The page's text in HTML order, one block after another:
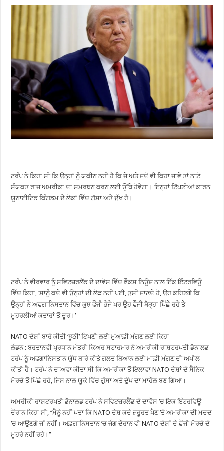
ਟਰੰਪ ਨੇ ਕਿਹਾ ਸੀ ਕਿ ਉਨ੍ਹਾਂ ਨੂੰ ਯਕੀਨ ਨਹੀਂ ਹੈ ਕਿ ਜੇ ਅਤੇ ਜਦੋਂ ਵੀ ਕਿਹਾ ਜਾਵੇ ਤਾਂ ਨਾਟੋ
ਸੰਯੁਕਤ ਰਾਜ ਅਮਰੀਕਾ ਦਾ ਸਮਰਥਨ ਕਰਨ ਲਈ ਉੱਥੇ ਹੋਵੇਗਾ। ਇਨ੍ਹਾਂ ਟਿੱਪਣੀਆਂ ਕਾਰਨ
ਯੂਨਾਈਟਿਡ ਕਿੰਗਡਮ ਦੇ ਲੋਕਾਂ ਵਿੱਚ ਗੁੱਸਾ ਅਤੇ ਦੁੱਖ ਹੈ।
ਟਰੰਪ ਨੇ ਵੀਰਵਾਰ ਨੂੰ ਸਵਿਟਜ਼ਰਲੈਂਡ ਦੇ ਦਾਵੋਸ ਵਿੱਚ ਫੌਕਸ ਨਿਊਜ਼ ਨਾਲ ਇੱਕ ਇੰਟਰਵਿਊ
ਵਿੱਚ ਕਿਹਾ, ‘ਸਾਨੂੰ ਕਦੇ ਵੀ ਉਨ੍ਹਾਂ ਦੀ ਲੋੜ ਨਹੀਂ ਪਈ, ਤੁਸੀਂ ਜਾਣਦੇ ਹੋ, ਉਹ ਕਹਿਣਗੇ ਕਿ
ਉਨ੍ਹਾਂ ਨੇ ਅਫਗਾਨਿਸਤਾਨ ਵਿੱਚ ਕੁਝ ਫੌਜੀ ਭੇਜੇ ਪਰ ਉਹ ਫੌਜੀ ਥੋੜ੍ਹਾ ਪਿੱਛੇ ਰਹੇ ਤੇ
ਮੂਹਰਲੀਆਂ ਕਤਾਰਾਂ ਤੋਂ ਦੂਰ।’
NATO ਦੇਸ਼ਾਂ ਬਾਰੇ ਕੀਤੀ ‘ਝੂਠੀ’ ਟਿਪਣੀ ਲਈ ਮੁਆਫ਼ੀ ਮੰਗਣ ਲਈ ਕਿਹਾ
ਲੰਡਨ : ਬਰਤਾਨਵੀ ਪ੍ਰਧਾਨ ਮੰਤਰੀ ਕਿਅਰ ਸਟਾਰਮਰ ਨੇ ਅਮਰੀਕੀ ਰਾਸ਼ਟਰਪਤੀ ਡੋਨਾਲਡ
ਟਰੰਪ ਨੂੰ ਅਫਗਾਨਿਸਤਾਨ ਯੁੱਧ ਬਾਰੇ ਕੀਤੇ ਗਲਤ ਬਿਆਨ ਲਈ ਮਾਫ਼ੀ ਮੰਗਣ ਦੀ ਅਪੀਲ
ਕੀਤੀ ਹੈ। ਟਰੰਪ ਨੇ ਦਾਅਵਾ ਕੀਤਾ ਸੀ ਕਿ ਅਮਰੀਕਾ ਤੋਂ ਇਲਾਵਾ NATO ਦੇਸ਼ਾਂ ਦੇ ਸੈਨਿਕ
ਮੋਰਚੇ ਤੋਂ ਪਿੱਛੇ ਰਹੇ, ਜਿਸ ਨਾਲ ਯੂਕੇ ਵਿੱਚ ਗੁੱਸਾ ਅਤੇ ਦੁੱਖ ਦਾ ਮਾਹੌਲ ਬਣ ਗਿਆ।
ਅਮਰੀਕੀ ਰਾਸ਼ਟਰਪਤੀ ਡੋਨਾਲਡ ਟਰੰਪ ਨੇ ਸਵਿਟਜ਼ਰਲੈਂਡ ਦੇ ਦਾਵੋਸ ’ਚ ਇਕ ਇੰਟਰਵਿਊ
ਦੌਰਾਨ ਕਿਹਾ ਸੀ, ‘‘ਮੈਨੂੰ ਨਹੀਂ ਪਤਾ ਕਿ NATO ਦੇਸ਼ ਕਦੇ ਜ਼ਰੂਰਤ ਪੈਣ ’ਤੇ ਅਮਰੀਕਾ ਦੀ ਮਦਦ
’ਚ ਆਉਣਗੇ ਜਾਂ ਨਹੀਂ। ਅਫ਼ਗਾਨਿਸਤਾਨ ’ਚ ਜੰਗ ਦੌਰਾਨ ਵੀ NATO ਦੇਸ਼ਾਂ ਦੇ ਫ਼ੌਜੀ ਮੋਰਚੇ ਦੇ
ਮੂਹਰੇ ਨਹੀਂ ਰਹੇ।’’